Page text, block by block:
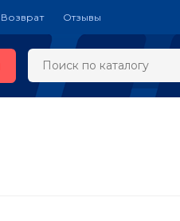
Возврат Отзывы